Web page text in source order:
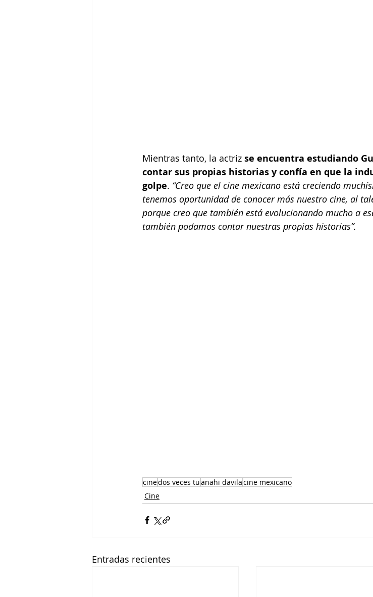
Mientras tanto, la actriz se encuentra estudiando
contar sus propias historias y confía en que la
golpe. “Creo que el cine mexicano está creciendo
tenemos oportunidad de conocer más nuestro cine, al
porque creo que también está evolucionando mucho a
también podamos contar nuestras propias historias”.
cinedos veces tuanahi davilacine mexicano
Cine
Entradas recientes